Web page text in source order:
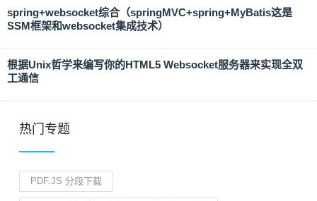
spring+websocket综合（springMVC+spring+MyBatis这是
SSM框架和websocket集成技术）
根据Unix哲学来编写你的HTML5 Websocket服务器来实现全双
工通信
热门专题
PDF.JS 分段下载